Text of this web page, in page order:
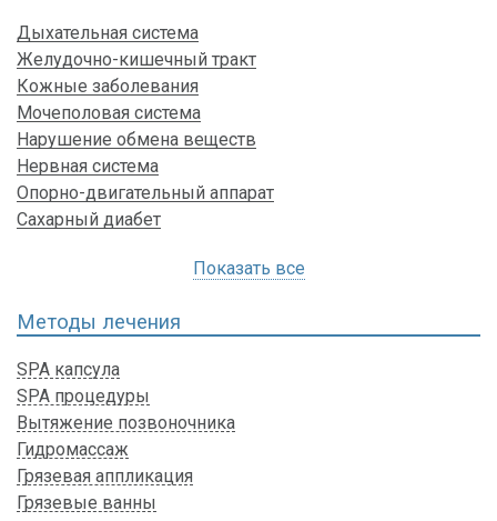
Дыхательная система
Желудочно-кишечный тракт
Кожные заболевания
Мочеполовая система
Нарушение обмена веществ
Нервная система
Опорно-двигательный аппарат
Сахарный диабет
Показать все
Методы лечения
SPA капсула
SPA процедуры
Вытяжение позвоночника
Гидромассаж
Грязевая аппликация
Грязевые ванны